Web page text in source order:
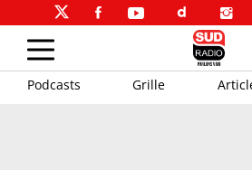
Podcasts Grille